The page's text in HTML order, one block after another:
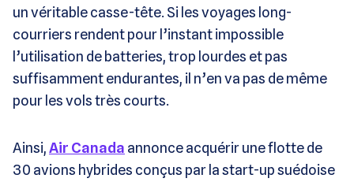
un véritable casse-tête. Si les voyages long-
courriers rendent pour l’instant impossible
l’utilisation de batteries, trop lourdes et pas
suffisamment endurantes, il n’en va pas de même
pour les vols très courts.
Ainsi,Air Canada annonce acquérir une flotte de
30 avions hybrides conçus par la start-up suédoise